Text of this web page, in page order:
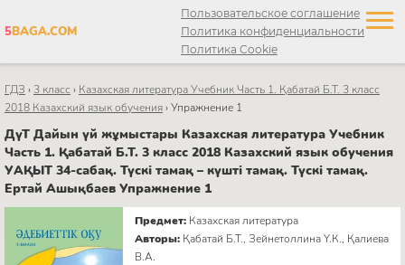
5BAGA.COM
Пользовательское соглашение
Политика конфиденциальности
Политика Cookie
ГДЗ › 3 класс › Казахская литература Учебник Часть 1. Қабатай Б.Т. 3 класс
2018 Казахский язык обучения›Упражнение 1
ДүТ Дайын үй жұмыстары Казахская литература Учебник
Часть 1. Қабатай Б.Т. 3 класс 2018 Казахский язык обучения
УАҚЫТ 34-сабақ. Түскі тамақ – күшті тамақ. Түскі тамақ.
Ертай Ашықбаев Упражнение 1
Предмет: Казахская литература
Авторы: Қабатай Б.Т., Зейнетоллина Ү.К., Қалиева
В.А.